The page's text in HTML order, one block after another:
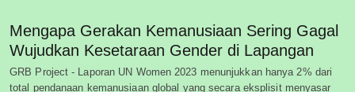
Mengapa Gerakan Kemanusiaan Sering Gagal
Wujudkan Kesetaraan Gender di Lapangan
GRB Project - Laporan UN Women 2023 menunjukkan hanya 2% dari
total pendanaan kemanusiaan global yang secara eksplisit menyasar